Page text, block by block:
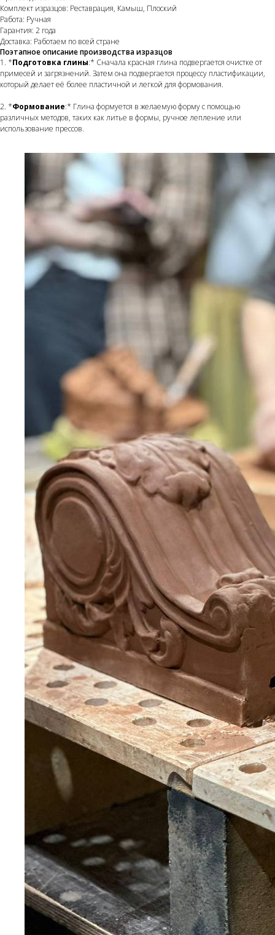
Комплект изразцов: Реставрация, Камыш, Плоский
Работа: Ручная
Гарантия: 2 года
Доставка: Работаем по всей стране
Поэтапное описание производства изразцов
1. *Подготовка глины:* Сначала красная глина подвергается очистке от
примесей и загрязнений. Затем она подвергается процессу пластификации,
который делает её более пластичной и легкой для формования.
2. *Формование:* Глина формуется в желаемую форму с помощью
различных методов, таких как литье в формы, ручное лепление или
использование прессов.